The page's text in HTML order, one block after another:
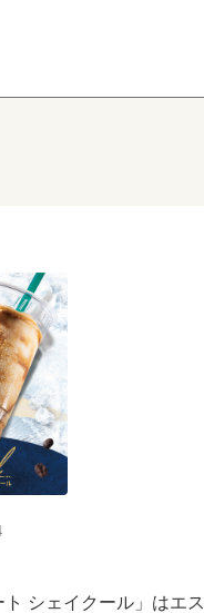
ト シェイクール」はエ